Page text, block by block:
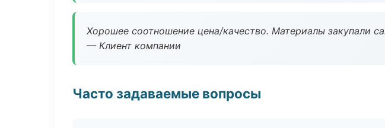
Хорошее соотношение цена/качество. Материалы закупали
— Клиент компании
Часто задаваемые вопросы